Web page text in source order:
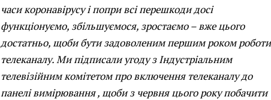
часи коронавірусу і попри всі перешкоди досі
функціонуємо, збільшуємося, зростаємо – вже цього
достатньо, щоби бути задоволеним першим роком роботи
телеканалу. Ми підписали угоду з Індустріальним
телевізійним комітетом про включення телеканалу до
панелі вимірювання , щоби з червня цього року побачити